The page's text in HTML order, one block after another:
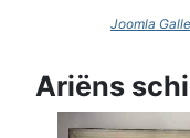
Joomla
Ariëns